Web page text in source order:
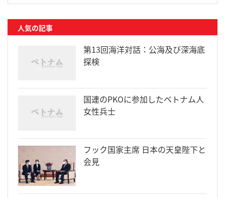
人気の記事
第13回海洋対話：公海及び深海底
探検
国連のPKOに参加したベトナム人
女性兵士
フック国家主席 日本の天皇陛下と
会見